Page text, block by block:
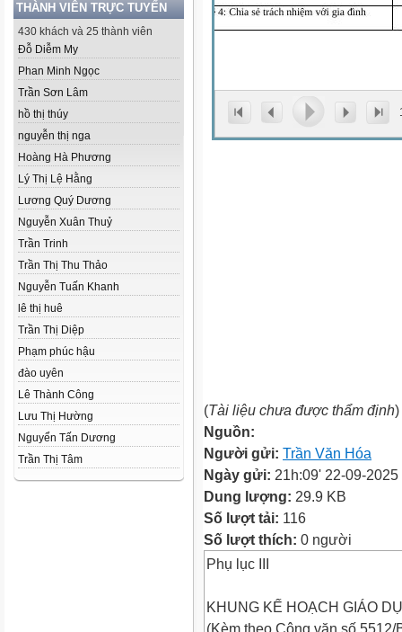
THÀNH VIÊN TRỰC TUYẾN
430 khách và 25 thành viên
Đỗ Diễm My
Phan Minh Ngọc
Trần Sơn Lâm
hồ thị thúy
nguyễn thị nga
Hoàng Hà Phương
Lý Thị Lệ Hằng
Lương Quý Dương
Nguyễn Xuân Thuỷ
Trần Trinh
Trần Thị Thu Thảo
Nguyễn Tuấn Khanh
lê thị huê
Trần Thị Diệp
Phạm phúc hậu
đào uyên
Lê Thành Công
Lưu Thị Hường
Nguyển Tấn Dương
Trần Thị Tâm
(Tài liệu chưa được thẩm định)
Nguồn:
Người gửi: Trần Văn Hóa
Ngày gửi: 21h:09' 22-09-2025
Dung lượng: 29.9 KB
Số lượt tải: 116
Số lượt thích: 0 người
Phụ lục III
KHUNG KẾ HOẠCH GIÁO
(Kèm theo Công văn số